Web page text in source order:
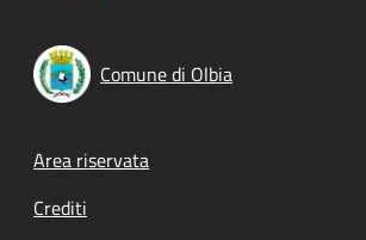
Comune di Olbia
Footer menu
Area riservata
Crediti